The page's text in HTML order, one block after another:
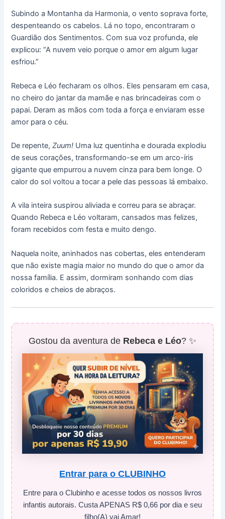
Subindo a Montanha da Harmonia, o vento soprava forte,
despenteando os cabelos. Lá no topo, encontraram o
Guardião dos Sentimentos. Com sua voz profunda, ele
explicou: “A nuvem veio porque o amor em algum lugar
esfriou.”
Rebeca e Léo fecharam os olhos. Eles pensaram em casa,
no cheiro do jantar da mamãe e nas brincadeiras com o
papai. Deram as mãos com toda a força e enviaram esse
amor para o céu.
De repente,Zuum! Uma luz quentinha e dourada explodiu
de seus corações, transformando-se em um arco-íris
gigante que empurrou a nuvem cinza para bem longe. O
calor do sol voltou a tocar a pele das pessoas lá embaixo.
A vila inteira suspirou aliviada e correu para se abraçar.
Quando Rebeca e Léo voltaram, cansados mas felizes,
foram recebidos com festa e muito dengo.
Naquela noite, aninhados nas cobertas, eles entenderam
que não existe magia maior no mundo do que o amor da
nossa família. E assim, dormiram sonhando com dias
coloridos e cheios de abraços.
Gostou da aventura de Rebeca e Léo? ✨
Entrar para o CLUBINHO
Entre para o Clubinho e acesse todos os nossos livros
infantis autorais. Custa APENAS R$ 0,66 por dia e seu
filho(A) vai Amar!